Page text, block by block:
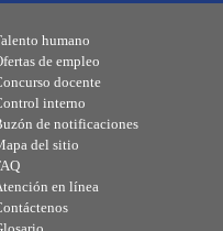
humano
de empleo
docente
interno
de notificaciones
del sitio
en línea